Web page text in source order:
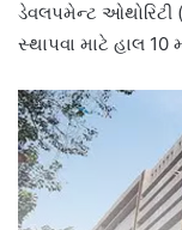
ડેવલપમેન્ટ ઓથોરિટી
સ્થાપવા માટે હાલ 10